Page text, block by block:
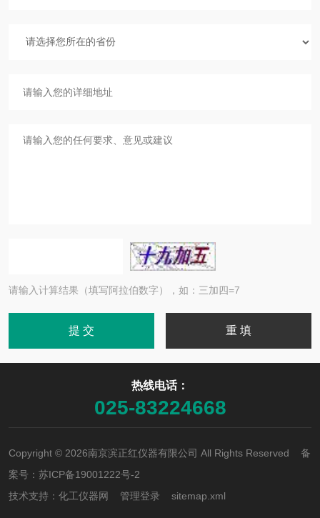
请输入计算结果（填写阿拉伯数字），如：三加四=7
热线电话：
025-83224668
Copyright © 2026南京滨正红仪器有限公司 All Rights Reserved 备
案号： 苏ICP备19001222号-2
技术支持： 化工仪器网 管理登录 sitemap.xml